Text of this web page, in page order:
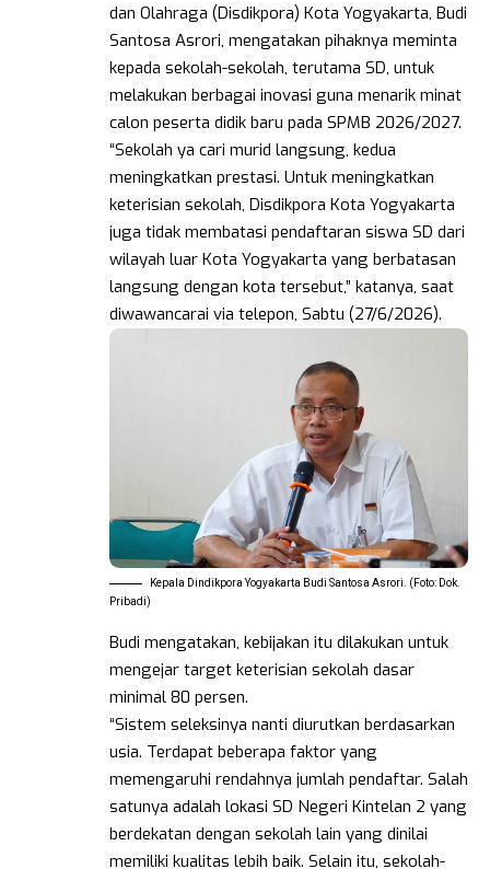
dan Olahraga (Disdikpora) Kota Yogyakarta, Budi
Santosa Asrori, mengatakan pihaknya meminta
kepada sekolah-sekolah, terutama SD, untuk
melakukan berbagai inovasi guna menarik minat
calon peserta didik baru pada SPMB 2026/2027.
“Sekolah ya cari murid langsung, kedua
meningkatkan prestasi. Untuk meningkatkan
keterisian sekolah, Disdikpora Kota Yogyakarta
juga tidak membatasi pendaftaran siswa SD dari
wilayah luar Kota Yogyakarta yang berbatasan
langsung dengan kota tersebut,” katanya, saat
diwawancarai via telepon, Sabtu (27/6/2026).
Kepala Dindikpora Yogyakarta Budi Santosa Asrori. (Foto: Dok.
Pribadi)
Budi mengatakan, kebijakan itu dilakukan untuk
mengejar target keterisian sekolah dasar
minimal 80 persen.
“Sistem seleksinya nanti diurutkan berdasarkan
usia. Terdapat beberapa faktor yang
memengaruhi rendahnya jumlah pendaftar. Salah
satunya adalah lokasi SD Negeri Kintelan 2 yang
berdekatan dengan sekolah lain yang dinilai
memiliki kualitas lebih baik. Selain itu, sekolah-